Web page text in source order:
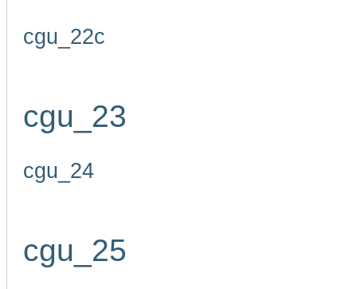
cgu_22c
cgu_23
cgu_24
cgu_25